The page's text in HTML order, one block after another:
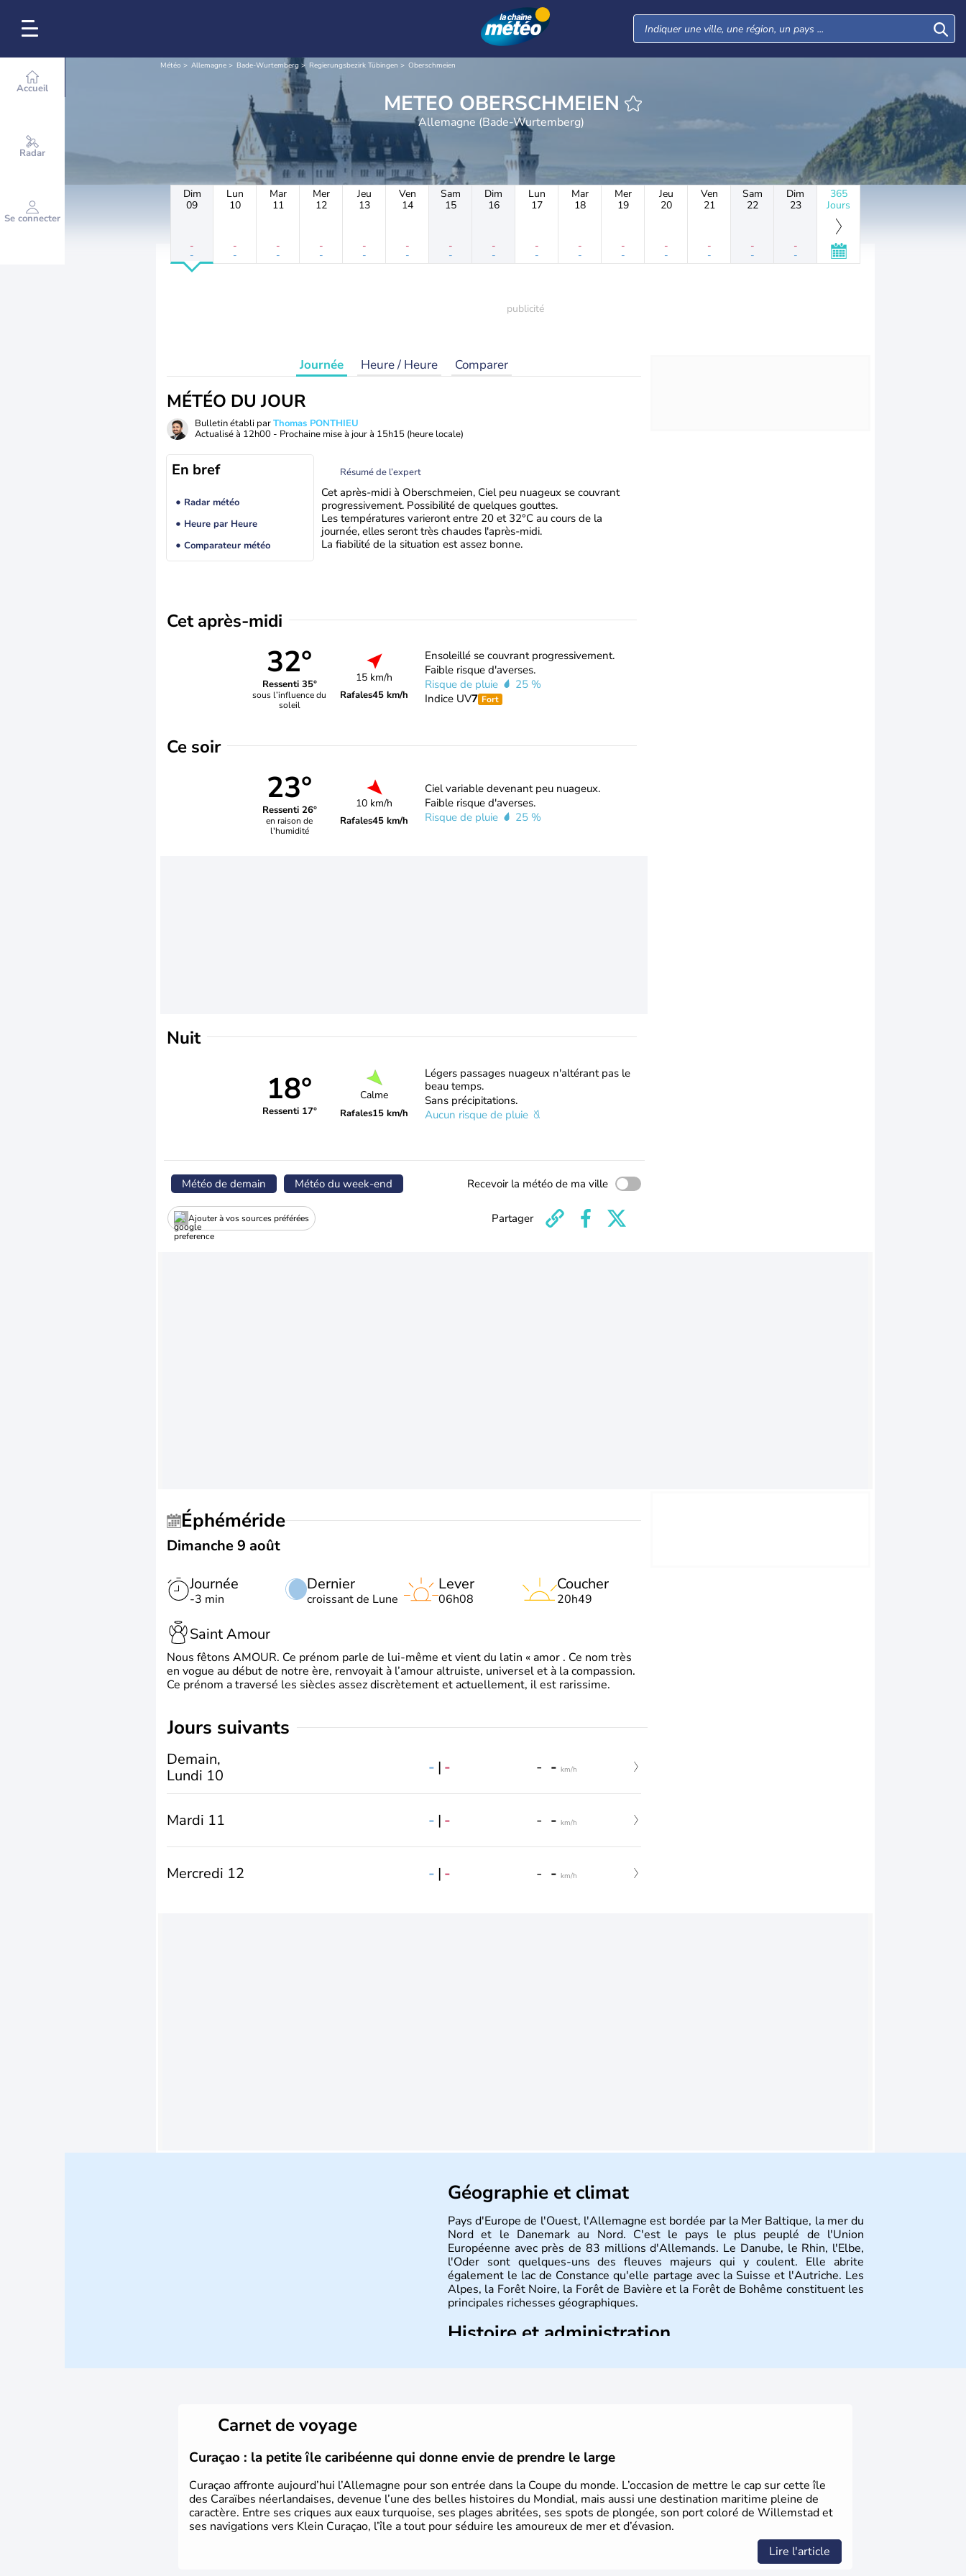
Accueil
Radar
Se connecter
Météo Allemagne Bade-Wurtemberg Regierungsbezirk Tübingen Oberschmeien
METEO OBERSCHMEIEN
Allemagne (Bade-Wurtemberg)
Dim
09
-
-
Lun
10
-
-
Mar
11
-
-
Mer
12
-
-
Jeu
13
-
-
Ven
14
-
-
Sam
15
-
-
Dim
16
-
-
Lun
17
-
-
Mar
18
-
-
Mer
19
-
-
Jeu
20
-
-
Ven
21
-
-
Sam
22
-
-
Dim
23
-
-
365
Jours
Journée Heure / Heure Comparer
MÉTÉO DU JOUR
Bulletin établi parThomas PONTHIEU
Actualisé à 12h00 - Prochaine mise à jour à 15h15 (heure locale)
En bref
Radar météo
Heure par Heure
Comparateur météo
Résumé de l’expert
Cet après-midi à Oberschmeien, Ciel peu nuageux se couvrant
progressivement. Possibilité de quelques gouttes.
Les températures varieront entre 20 et 32°C au cours de la
journée, elles seront très chaudes l'après-midi.
La fiabilité de la situation est assez bonne.
Cet après-midi
32°
Ressenti 35°
sous l’influence du
soleil
15 km/h
Rafales45 km/h
Ensoleillé se couvrant progressivement.
Faible risque d'averses.
Risque de pluie
25 %
Indice UV7 Fort
Ce soir
23°
Ressenti 26°
en raison de
l'humidité
10 km/h
Rafales45 km/h
Ciel variable devenant peu nuageux.
Faible risque d'averses.
Risque de pluie
25 %
Nuit
18°
Ressenti 17°
Calme
Rafales15 km/h
Légers passages nuageux n'altérant pas le
beau temps.
Sans précipitations.
Aucun risque de pluie
Météo de demain Météo du week-end Recevoir la météo de ma ville
Ajouter à vos sources préférées Partager
Éphéméride
Dimanche 9 août
Journée
-3 min
Dernier
croissant de Lune
Lever
06h08
Coucher
20h49
Saint Amour
Nous fêtons AMOUR. Ce prénom parle de lui-même et vient du latin « amor . Ce nom très
en vogue au début de notre ère, renvoyait à l’amour altruiste, universel et à la compassion.
Ce prénom a traversé les siècles assez discrètement et actuellement, il est rarissime.
jours suivants
Demain,
Lundi 10
- | - - - km/h
Mardi 11 - | - - - km/h
Mercredi 12 - | - - - km/h
Géographie et climat
Pays d'Europe de l'Ouest, l'Allemagne est bordée par la Mer Baltique, la mer du
Nord et le Danemark au Nord. C'est le pays le plus peuplé de l'Union
Européenne avec près de 83 millions d'Allemands. Le Danube, le Rhin, l'Elbe,
l'Oder sont quelques-uns des fleuves majeurs qui y coulent. Elle abrite
également le lac de Constance qu'elle partage avec la Suisse et l'Autriche. Les
Alpes, la Forêt Noire, la Forêt de Bavière et la Forêt de Bohême constituent les
principales richesses géographiques.
Histoire et administration
Carnet de voyage
Curaçao : la petite île caribéenne qui donne envie de prendre le large
Curaçao affronte aujourd’hui l’Allemagne pour son entrée dans la Coupe du monde. L’occasion de mettre le cap sur cette île
des Caraïbes néerlandaises, devenue l’une des belles histoires du Mondial, mais aussi une destination maritime pleine de
caractère. Entre ses criques aux eaux turquoise, ses plages abritées, ses spots de plongée, son port coloré de Willemstad et
ses navigations vers Klein Curaçao, l’île a tout pour séduire les amoureux de mer et d’évasion.
Lire l'article